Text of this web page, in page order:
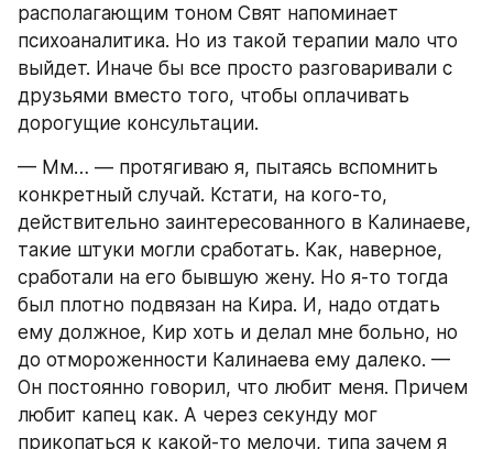
располагающим тоном Свят напоминает
психоаналитика. Но из такой терапии мало что
выйдет. Иначе бы все просто разговаривали с
друзьями вместо того, чтобы оплачивать
дорогущие консультации.
— Мм… — протягиваю я, пытаясь вспомнить
конкретный случай. Кстати, на кого-то,
действительно заинтересованного в Калинаеве,
такие штуки могли сработать. Как, наверное,
сработали на его бывшую жену. Но я-то тогда
был плотно подвязан на Кира. И, надо отдать
ему должное, Кир хоть и делал мне больно, но
до отмороженности Калинаева ему далеко. —
Он постоянно говорил, что любит меня. Причем
любит капец как. А через секунду мог
прикопаться к какой-то мелочи, типа зачем я